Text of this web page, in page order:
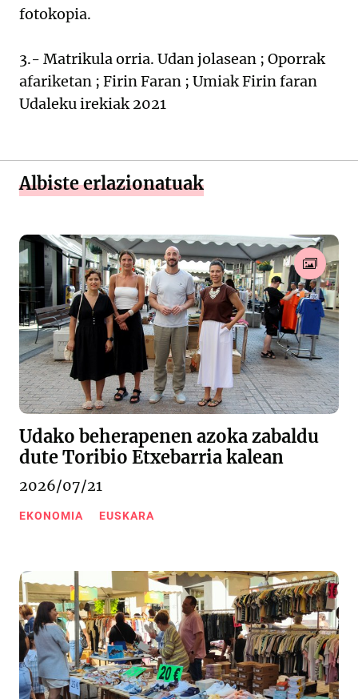
fotokopia.
3.- Matrikula orria. Udan jolasean ; Oporrak
afariketan ; Firin Faran ; Umiak Firin faran
Udaleku irekiak 2021
Albiste erlazionatuak
Udako beherapenen azoka zabaldu
dute Toribio Etxebarria kalean
2026/07/21
EKONOMIA EUSKARA